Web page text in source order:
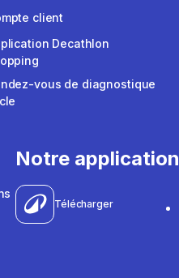
client
Decathlon
vous de diagnostique
Notre application
Télécharger